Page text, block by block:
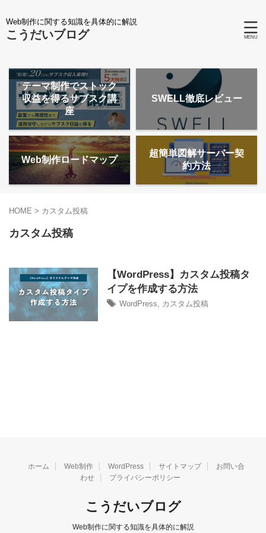
Web制作に関する知識を具体的に解説
こうだいブログ
テーマ制作でストック
収益を得るサブスク講
座
SWELL徹底レビュー
Web制作ロードマップ
超簡単図解サーバー契
約方法
HOME > カスタム投稿
カスタム投稿
【WordPress】カスタム投稿タ
イプを作成する方法
WordPress, カスタム投稿
ホーム Web制作 WordPress サイトマップ
お問い合
わせ
プライバシーポリシー
こうだいブログ
Web制作に関する知識を具体的に解説